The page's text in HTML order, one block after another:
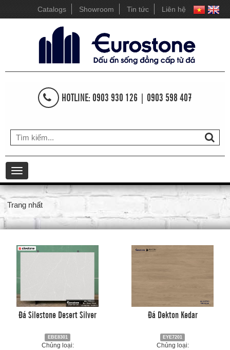
Catalogs Showroom Tin tức Liên hệ
HOTLINE: 0903 930 126 | 0903 598 407
Toggle
navigation
Trang nhất
Đá Silestone Desert Silver
EBE8301
Chủng loại:
Đá Dekton Kedar
EYE7201
Chủng loại: